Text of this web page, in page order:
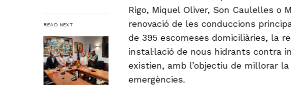
READ NEXT
Rigo, Miquel Oliver, Son Caulelles o
renovació de les conduccions
de 395 escomeses domiciliàries, la
instal·lació de nous hidrants contra
existien, amb l’objectiu de millorar
emergències.